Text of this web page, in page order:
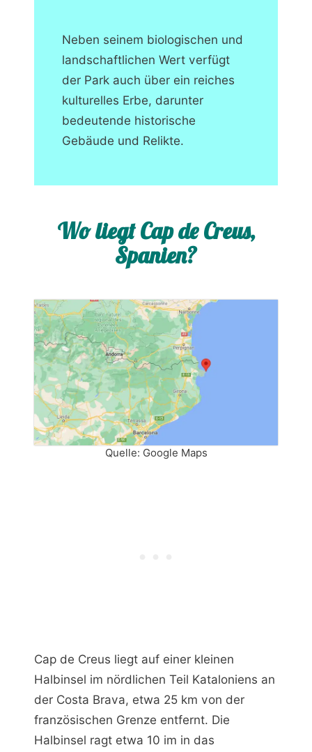
Neben seinem biologischen und
landschaftlichen Wert verfügt
der Park auch über ein reiches
kulturelles Erbe, darunter
bedeutende historische
Gebäude und Relikte.
Wo liegt Cap de Creus,
Spanien?
Quelle: Google Maps
Cap de Creus liegt auf einer kleinen
Halbinsel im nördlichen Teil Kataloniens an
der Costa Brava, etwa 25 km von der
französischen Grenze entfernt. Die
Halbinsel ragt etwa 10 im in das